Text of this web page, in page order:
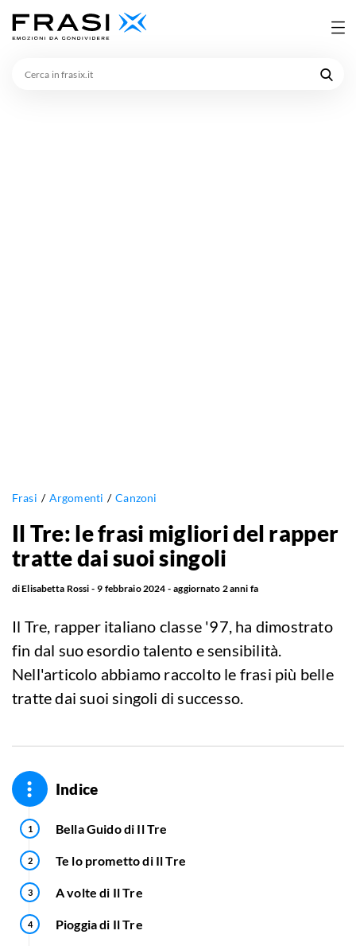
Frasi Argomenti Canzoni
Il Tre: le frasi migliori del rapper
tratte dai suoi singoli
diElisabetta Rossi 9 febbraio 2024 aggiornato 2 anni fa
Il Tre, rapper italiano classe '97, ha dimostrato
fin dal suo esordio talento e sensibilità.
Nell'articolo abbiamo raccolto le frasi più belle
tratte dai suoi singoli di successo.
Indice
Bella Guido di Il Tre
Te lo prometto di Il Tre
A volte di Il Tre
Pioggia di Il Tre